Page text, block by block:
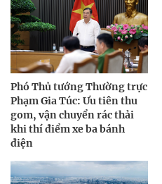
Phó Thủ tướng Thường trực
Phạm Gia Túc: Ưu tiên thu
gom, vận chuyển rác thải
khi thí điểm xe ba bánh
điện